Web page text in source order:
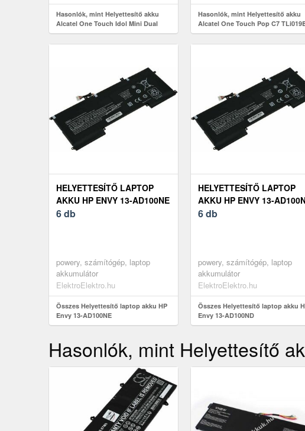
Hasonlók, mint Helyettesítő akku
Alcatel One Touch Idol Mini Dual
Hasonlók, mint Helyettesítő akku
Alcatel One Touch Pop C7
3, 8V 2000mAh mobiltelefon Li-Ion
HELYETTESÍTŐ LAPTOP
AKKU HP ENVY 13-AD100NE
6 db
powery, számítógép, laptop
akkumulátor
ElektroElektro.hu
Összes Helyettesítő laptop akku HP
Envy 13-AD100NE
HELYETTESÍTŐ LAPTOP
AKKU HP ENVY 13-
6 db
powery, számítógép, laptop
akkumulátor
ElektroElektro.hu
Összes Helyettesítő laptop akku
Envy 13-AD100ND
Hasonlók, mint Helyettesítő